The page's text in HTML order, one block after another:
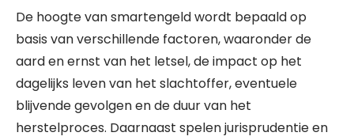
De hoogte van smartengeld wordt bepaald op
basis van verschillende factoren, waaronder de
aard en ernst van het letsel, de impact op het
dagelijks leven van het slachtoffer, eventuele
blijvende gevolgen en de duur van het
herstelproces. Daarnaast spelen jurisprudentie en